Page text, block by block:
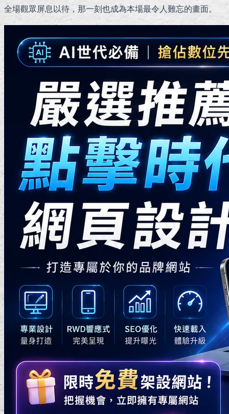
全場觀眾屏息以待，那一刻也成為本場最令人難忘的畫面。